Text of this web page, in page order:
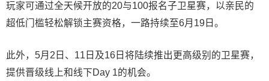
玩家可通过全天候开放的20与100报名子卫星赛，以亲民的
超低门槛轻松解锁主赛资格，一路持续至6月19日。
此外，5月2日、11日及16日将陆续推出更高级别的卫星赛，
提供晋级线上和线下Day 1的机会。